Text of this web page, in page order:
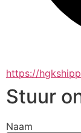
https://
Stuur
Naam